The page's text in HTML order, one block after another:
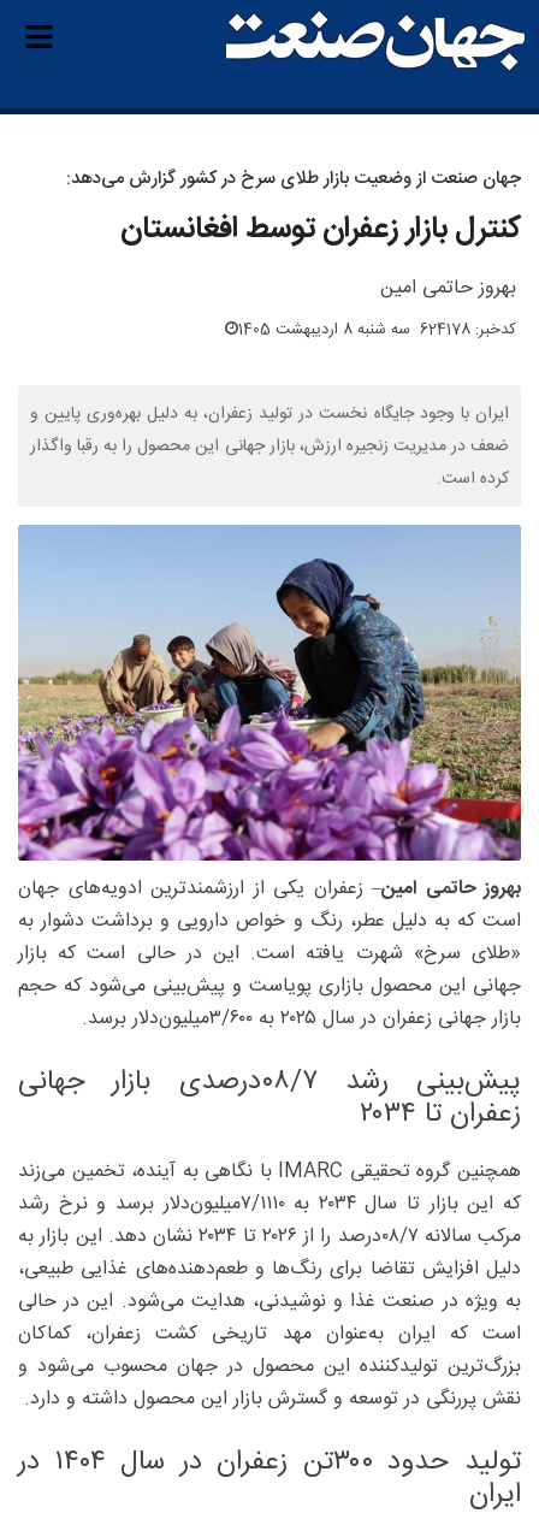
جهان صنعت از وضعیت بازار طلای سرخ در کشور گزارش می‌دهد:
کنترل بازار زعفران توسط افغانستان
بهروز حاتمی امین
کدخبر: 624178 سه شنبه 8 اردیبهشت 1405
ایران با وجود جایگاه نخست در تولید زعفران، به دلیل بهره‌وری پایین و
ضعف در مدیریت زنجیره ارزش، بازار جهانی این محصول را به رقبا واگذار
کرده است.
بهروز حاتمی امین– زعفران یکی از ارزشمندترین ادویه‌های جهان
است که به دلیل عطر، رنگ و خواص دارویی و برداشت دشوار به
«طلای سرخ» شهرت یافته است. این در حالی است که بازار
جهانی این محصول بازاری پویاست و پیش‌‌بینی می‌شود که حجم
بازار جهانی زعفران در سال ۲۰۲۵ به ۳/۶۰۰میلیون‌دلار برسد.
پیش‌بینی رشد ۰۸/۷درصدی بازار جهانی
زعفران تا ۲۰۳۴
همچنین گروه تحقیقی IMARC با نگاهی به آینده، تخمین می‌‌زند
که این بازار تا سال ۲۰۳۴ به ۷/۱۱۱۰میلیون‌دلار برسد و نرخ رشد
مرکب سالانه ۰۸/۷درصد را از ۲۰۲۶ تا ۲۰۳۴ نشان دهد. این بازار به
دلیل افزایش تقاضا برای رنگ‌ها و طعم‌‌دهنده‌های غذایی طبیعی،
به ویژه در صنعت غذا و نوشیدنی، هدایت می‌‌شود. این در حالی
است که ایران به‌عنوان مهد تاریخی کشت زعفران، کماکان
بزرگ‌ترین تولید‌کننده این محصول در جهان محسوب می‌شود و
نقش پررنگی در توسعه و گسترش بازار این محصول داشته و دارد.
تولید حدود ۳۰۰تن زعفران در سال ۱۴۰۴ در
ایران